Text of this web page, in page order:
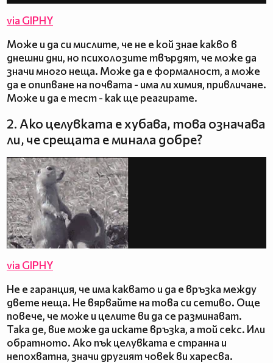
via GIPHY
Може и да си мислите, че не е кой знае какво в
днешни дни, но психолозите твърдят, че може да
значи много неща. Може да е формалност, а може
да е опипване на почвата - има ли химия, привличане.
Може и да е тест - как ще реагирате.
2. Ако целувката е хубава, това означава
ли, че срещата е минала добре?
via GIPHY
Не е гаранция, че има каквато и да е връзка между
двете неща. Не вярвайте на това си сетиво. Още
повече, че може и целите ви да се разминават.
Така де, вие може да искате връзка, а той секс. Или
обратното. Ако пък целувката е странна и
непохватна, значи другият човек ви харесва.